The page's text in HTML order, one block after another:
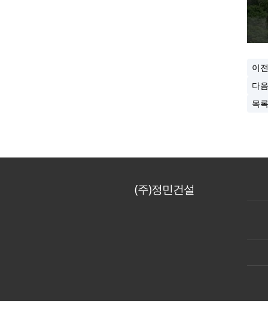
이
다
목록
(주)정민건설